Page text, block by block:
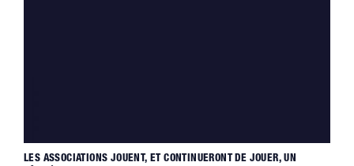
LES ASSOCIATIONS JOUENT, ET CONTINUERONT DE JOUER, UN